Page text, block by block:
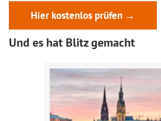
Hier kostenlos prüfen →
Und es hat Blitz gemacht